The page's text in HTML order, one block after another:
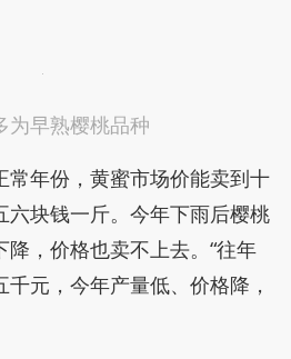
为早熟樱桃品种
常年份，黄蜜市场价能卖到十
六块钱一斤。今年下雨后樱桃
，价格也卖不上去。“往年
元，今年产量低、价格降，